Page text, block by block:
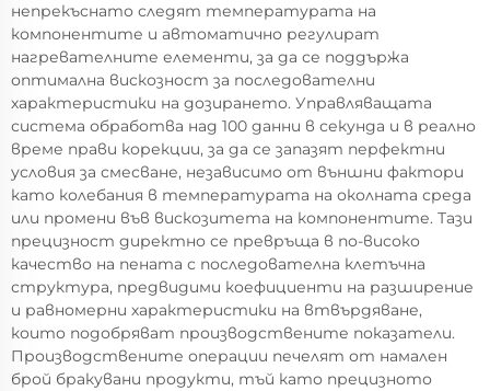
непрекъснато следят температурата на
компонентите и автоматично регулират
нагревателните елементи, за да се поддържа
оптимална вискозност за последователни
характеристики на дозирането. Управляващата
система обработва над 100 данни в секунда и в реално
време прави корекции, за да се запазят перфектни
условия за смесване, независимо от външни фактори
като колебания в температурата на околната среда
или промени във вискозитета на компонентите. Тази
прецизност директно се превръща в по-високо
качество на пената с последователна клетъчна
структура, предвидими коефициенти на разширение
и равномерни характеристики на втвърдяване,
които подобряват производствените показатели.
Производствените операции печелят от намален
брой бракувани продукти, тъй като прецизното